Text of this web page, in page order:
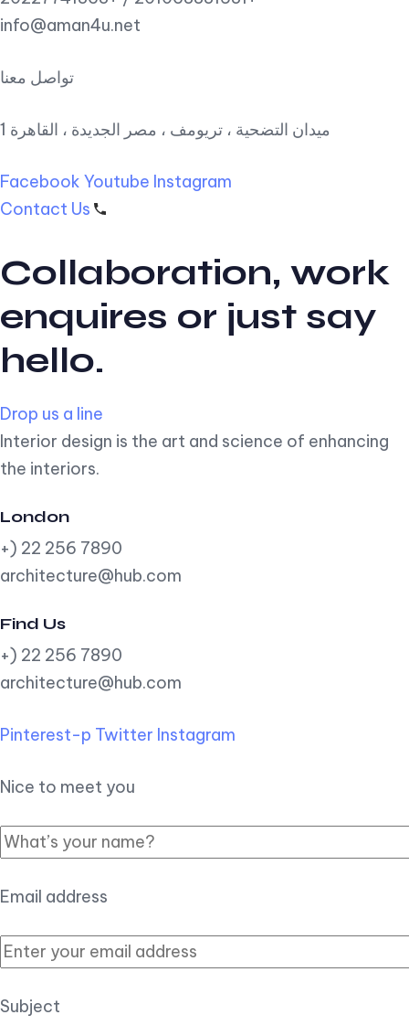
info@aman4u.net
تواصل معنا
1 ميدان التضحية ، تريومف ، مصر الجديدة ، القاهرة
Facebook Youtube Instagram
Contact Us
Collaboration, work
enquires or just say
hello.
Drop us a line
Interior design is the art and science of enhancing
the interiors.
London
+) 22 256 7890
architecture@hub.com
Find Us
+) 22 256 7890
architecture@hub.com
Pinterest-p Twitter Instagram
Nice to meet you
Email address
Subject